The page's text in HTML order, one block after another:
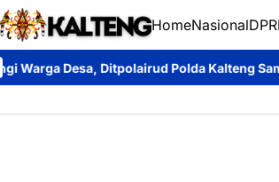
HomeNasional
Polda Kalteng Sampaikan Larangan